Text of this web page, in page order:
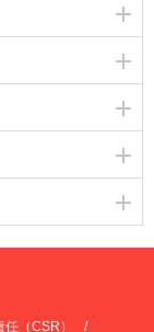
（CSR）